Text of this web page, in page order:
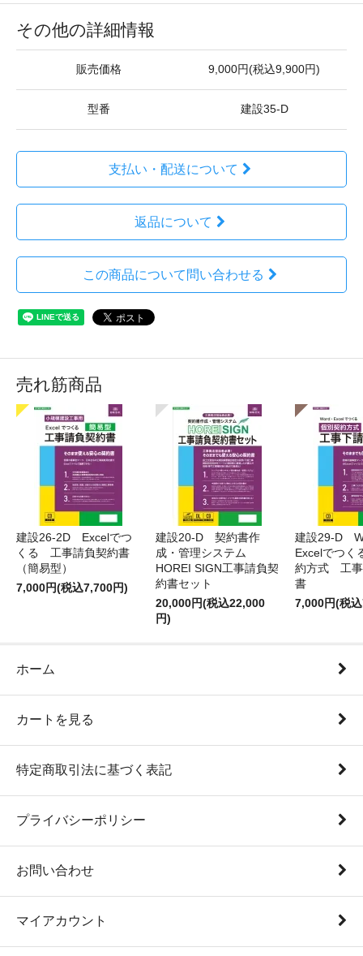
その他の詳細情報
販売価格 9,000円(税込9,900円)
型番 建設35-D
支払い・配送について
返品について
この商品について問い合わせる
売れ筋商品
建設26-2D Excelでつ
くる 工事請負契約書
（簡易型）
7,000円(税込7,700円)
建設20-D 契約書作
成・管理システム
HOREI SIGN工事請負契
約書セット
20,000円(税込22,000
円)
建設29-D
Excelでつ
約方式 工事
書
7,000円(税
ホーム
カートを見る
特定商取引法に基づく表記
プライバシーポリシー
お問い合わせ
マイアカウント